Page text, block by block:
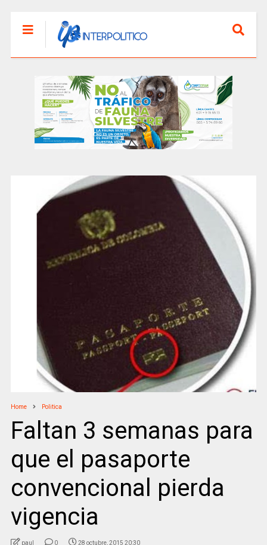
Home Politica
Faltan 3 semanas para
que el pasaporte
convencional pierda
vigencia
paul 0 28 octubre, 2015 20:30